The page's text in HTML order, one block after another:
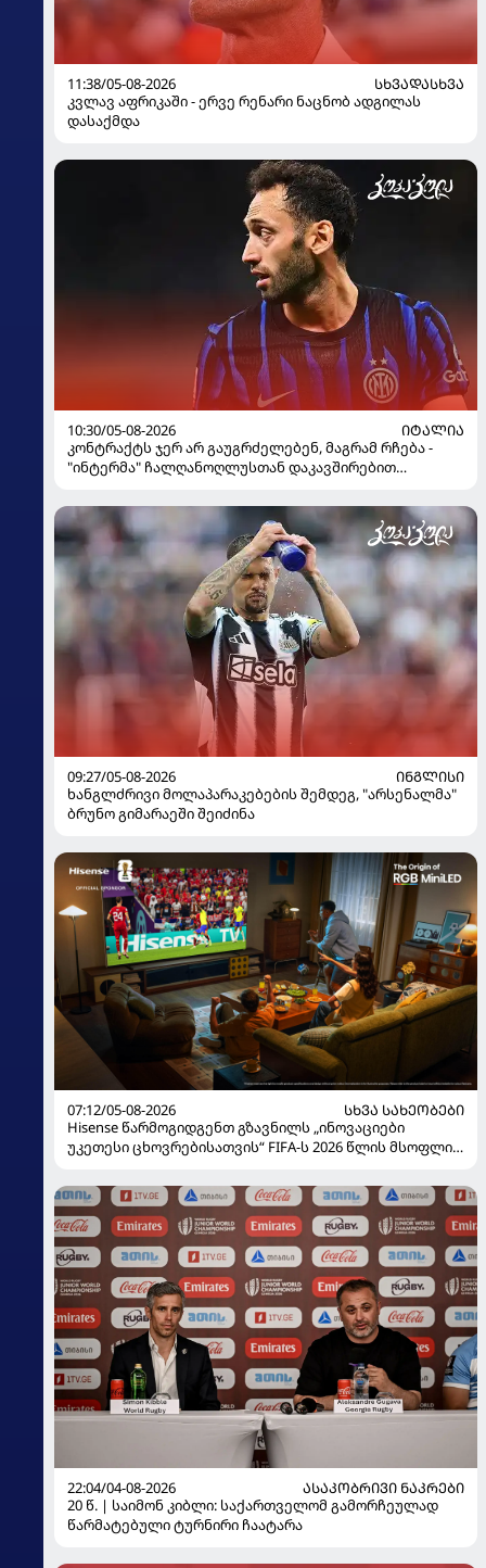
11:38/05-08-2026
ᲡᲮᲕᲐᲓᲐᲡᲮᲕᲐ
კვლავ აფრიკაში - ერვე რენარი ნაცნობ ადგილას
დასაქმდა
10:30/05-08-2026
ᲘᲢᲐᲚᲘᲐ
კონტრაქტს ჯერ არ გაუგრძელებენ, მაგრამ რჩება -
"ინტერმა" ჩალღანოღლუსთან დაკავშირებით
09:27/05-08-2026
ᲘᲜᲒᲚᲘᲡᲘ
ხანგლძრივი მოლაპარაკებების შემდეგ, "არსენალმა"
ბრუნო გიმარაეში შეიძინა
07:12/05-08-2026
ᲡᲮᲕᲐ ᲡᲐᲮᲔᲝᲑᲔᲑᲘ
Hisense წარმოგიდგენთ გზავნილს „ინოვაციები
უკეთესი ცხოვრებისათვის“ FIFA-ს 2026 წლის მსოფლიო
22:04/04-08-2026
ᲐᲡᲐᲙᲝᲑᲠᲘᲕᲘ ᲜᲐᲙᲠᲔᲑᲘ
20 წ. | საიმონ კიბლი: საქართველომ გამორჩეულად
წარმატებული ტურნირი ჩაატარა